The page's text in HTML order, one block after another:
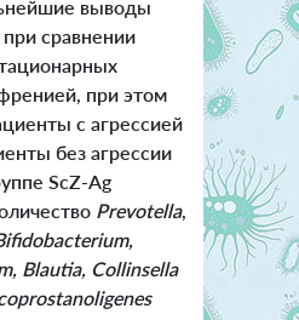
выводы
сравнении
при этом
с агрессией
без агрессии
ScZ-Ag
Prevotella,
Blautia, Collinsella